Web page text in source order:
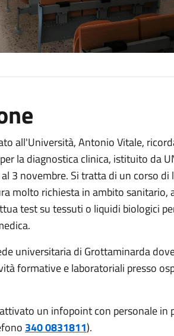
all'Università, Antonio Vitale,
la diagnostica clinica, istituito da
3 novembre. Si tratta di un corso
molto richiesta in ambito sanitario,
test su tessuti o liquidi biologici
universitaria di Grottaminarda
formative e laboratoriali presso
un infopoint con personale in
340 0831811).